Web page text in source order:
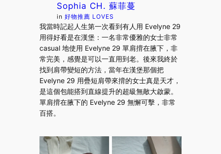
Sophia CH. 蘇菲蔓
in好物推薦 LOVES
我當時記起人生第一次看到有人用 Evelyne 29
用得好看是在漢堡：一名非常優雅的女士非常
casual 地使用 Evelyne 29 單肩揹在腋下，非
常完美，感覺是可以一直用到老。後來我終於
找到肩帶變短的方法，當年在漢堡那個把
Evelyne 29 用疊短肩帶來揹的女士真是天才，
是這個包能搭到直線提升的超級無敵大啟蒙。
單肩揹在腋下的 Evelyne 29 無懈可擊，非常
百搭。